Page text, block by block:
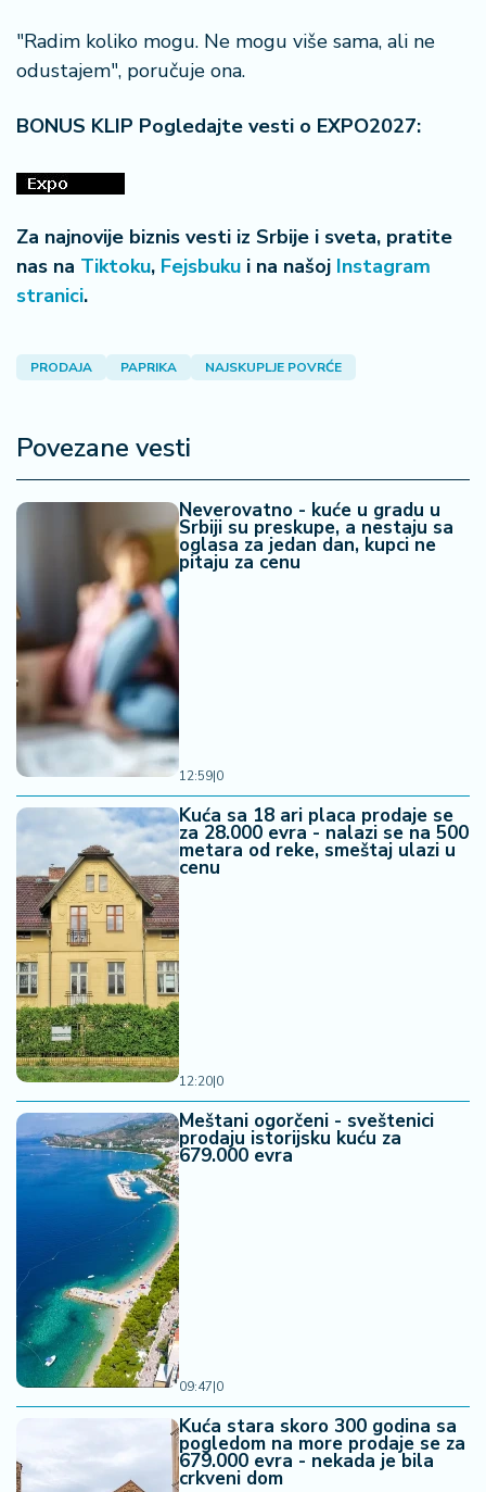
"Radim koliko mogu. Ne mogu više sama, ali ne
odustajem", poručuje ona.
BONUS KLIP Pogledajte vesti o EXPO2027:
Za najnovije biznis vesti iz Srbije i sveta, pratite
nas na Tiktoku, Fejsbuku i na našoj Instagram
stranici.
PRODAJA PAPRIKA NAJSKUPLJE POVRĆE
Povezane vesti
Neverovatno - kuće u gradu u
Srbiji su preskupe, a nestaju sa
oglasa za jedan dan, kupci ne
pitaju za cenu
12:59|0
Kuća sa 18 ari placa prodaje se
za 28.000 evra - nalazi se na 500
metara od reke, smeštaj ulazi u
cenu
12:20|0
Meštani ogorčeni - sveštenici
prodaju istorijsku kuću za
679.000 evra
09:47|0
Kuća stara skoro 300 godina sa
pogledom na more prodaje se za
679.000 evra - nekada je bila
crkveni dom